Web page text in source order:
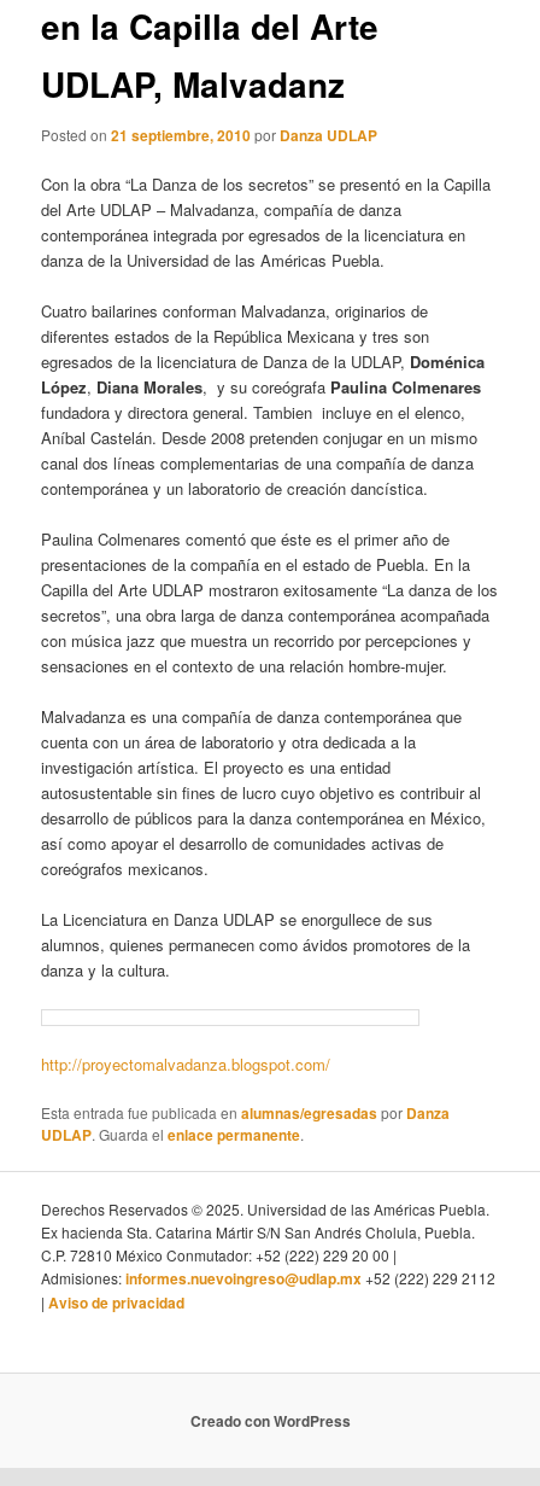
en la Capilla del Arte
UDLAP, Malvadanz
Posted on21 septiembre, 2010por Danza UDLAP
Con la obra “La Danza de los secretos” se presentó en la Capilla
del Arte UDLAP – Malvadanza, compañía de danza
contemporánea integrada por egresados de la licenciatura en
danza de la Universidad de las Américas Puebla.
Cuatro bailarines conforman Malvadanza, originarios de
diferentes estados de la República Mexicana y tres son
egresados de la licenciatura de Danza de la UDLAP, Doménica
López, Diana Morales, y su coreógrafa Paulina Colmenares
fundadora y directora general. Tambien incluye en el elenco,
Aníbal Castelán. Desde 2008 pretenden conjugar en un mismo
canal dos líneas complementarias de una compañía de danza
contemporánea y un laboratorio de creación dancística.
Paulina Colmenares comentó que éste es el primer año de
presentaciones de la compañía en el estado de Puebla. En la
Capilla del Arte UDLAP mostraron exitosamente “La danza de los
secretos”, una obra larga de danza contemporánea acompañada
con música jazz que muestra un recorrido por percepciones y
sensaciones en el contexto de una relación hombre-mujer.
Malvadanza es una compañía de danza contemporánea que
cuenta con un área de laboratorio y otra dedicada a la
investigación artística. El proyecto es una entidad
autosustentable sin fines de lucro cuyo objetivo es contribuir al
desarrollo de públicos para la danza contemporánea en México,
así como apoyar el desarrollo de comunidades activas de
coreógrafos mexicanos.
La Licenciatura en Danza UDLAP se enorgullece de sus
alumnos, quienes permanecen como ávidos promotores de la
danza y la cultura.
http://proyectomalvadanza.blogspot.com/
Esta entrada fue publicada enalumnas/egresadaspor Danza
UDLAP. Guarda elenlace permanente.
Derechos Reservados © 2025. Universidad de las Américas Puebla.
Ex hacienda Sta. Catarina Mártir S/N San Andrés Cholula, Puebla.
C.P. 72810 México Conmutador: +52 (222) 229 20 00 |
Admisiones:informes.nuevoingreso@udlap.mx+52 (222) 229 2112
|Aviso de privacidad
Creado con WordPress